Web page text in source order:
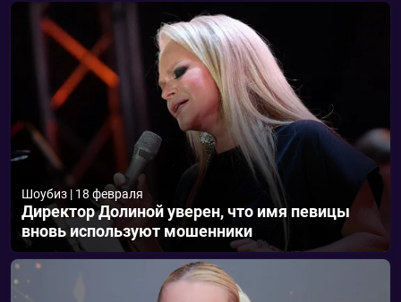
Шоубиз | 18 февраля
Директор Долиной уверен, что имя певицы
вновь используют мошенники